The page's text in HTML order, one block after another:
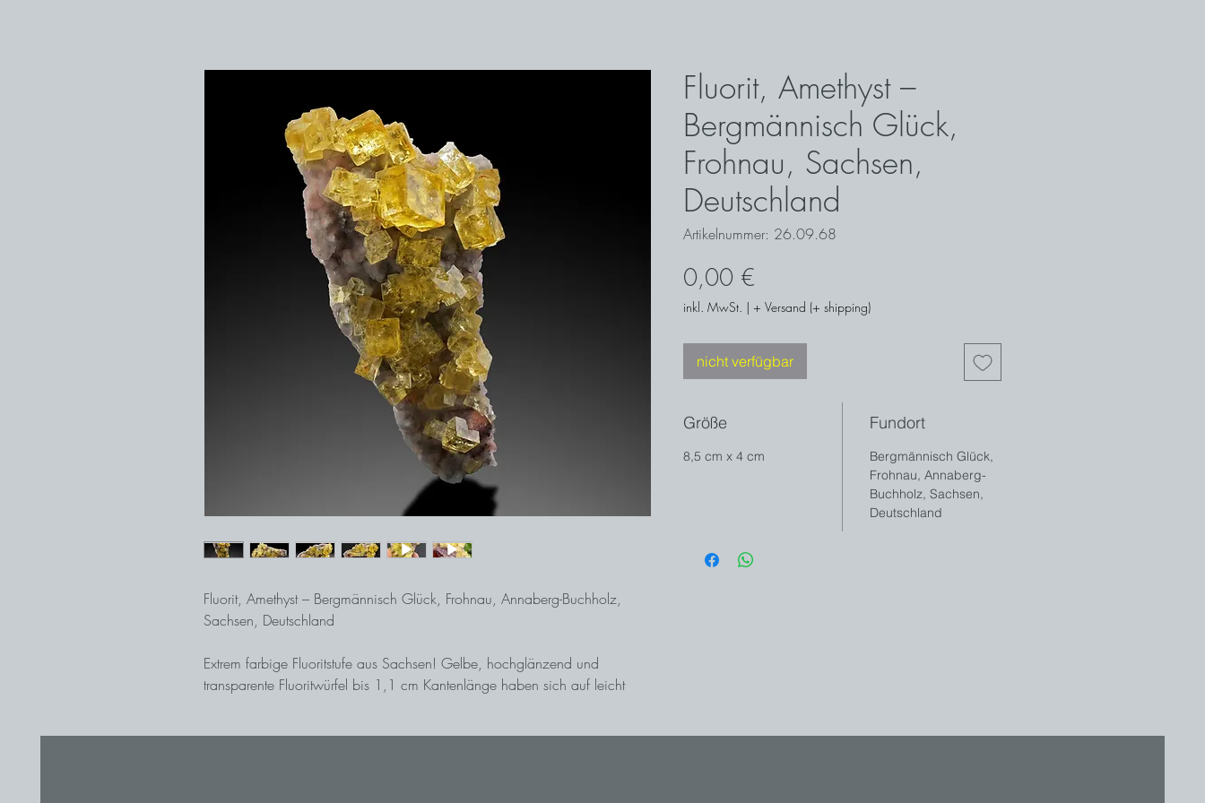
Fluorit, Amethyst – Bergmännisch Glück, Frohnau, Annaberg-Buchholz,
Sachsen, Deutschland
Extrem farbige Fluoritstufe aus Sachsen! Gelbe, hochglänzend und
transparente Fluoritwürfel bis 1,1 cm Kantenlänge haben sich auf leicht
Fluorit, Amethyst –
Bergmännisch Glück,
Frohnau, Sachsen,
Deutschland
Artikelnummer: 26.09.68
0,00 €
inkl. MwSt. | + Versand (+ shipping)
nicht verfügbar
Größe
8,5 cm x 4 cm
Fundort
Bergmännisch Glück,
Frohnau, Annaberg-
Buchholz, Sachsen,
Deutschland